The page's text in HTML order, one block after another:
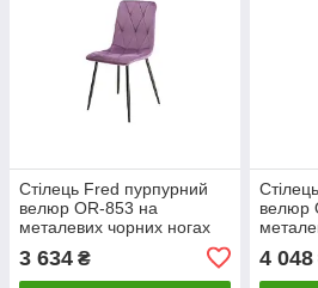
Стілець Fred пурпурний
велюр OR-853 на
металевих чорних ногах
3 634 ₴
велюр
4 048